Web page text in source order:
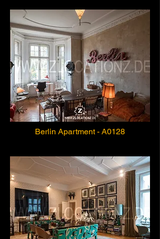
Berlin Apartment - A0128